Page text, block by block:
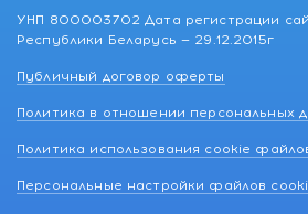
УНП 800003702 Дата регистрации
Республики Беларусь — 29.12.2015г
Публичный договор оферты
Политика в отношении персональных
Политика использования cookie
Персональные настройки файлов